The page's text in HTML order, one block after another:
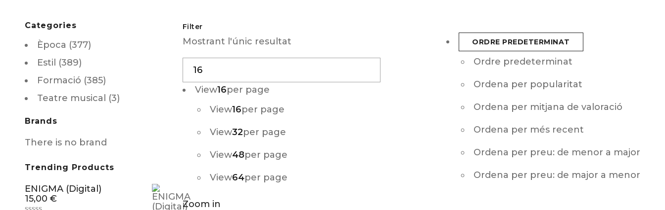
Categories
Època (377)
Estil (389)
Formació (385)
Teatre musical (3)
Brands
There is no brand
Trending Products
ENIGMA (Digital)
15,00 €
Filter
Mostrant l'únic resultat ORDRE PREDETERMINAT
Ordre predeterminat
Ordena per popularitat
Ordena per mitjana de valoració
Ordena per més recent
Ordena per preu: de menor a major
Ordena per preu: de major a menor
View16per page
View16per page
View32per page
View48per page
View64per page
Zoom in